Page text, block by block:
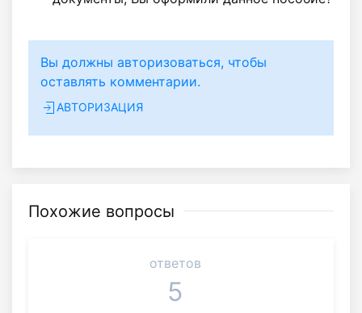
Вы должны авторизоваться, чтобы
оставлять комментарии.
АВТОРИЗАЦИЯ
Похожие вопросы
ответов
5